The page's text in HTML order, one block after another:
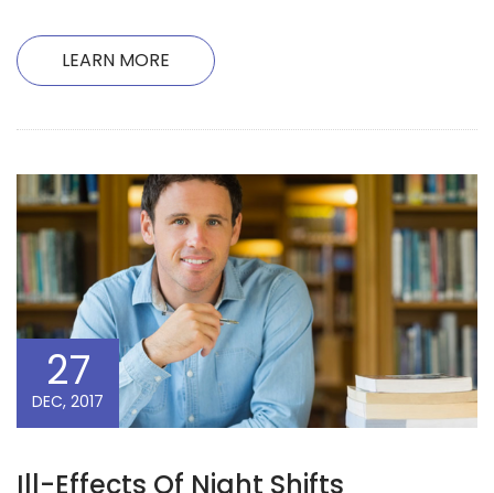
LEARN MORE
27
DEC, 2017
Ill-Effects Of Night Shifts